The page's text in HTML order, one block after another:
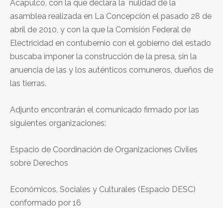
Acapulco, con la que declara la nulidad de la
asamblea realizada en La Concepción el pasado 28 de
abril de 2010, y con la que la Comisión Federal de
Electricidad en contubernio con el gobierno del estado
buscaba imponer la construcción de la presa, sin la
anuencia de las y los auténticos comuneros, dueños de
las tierras.
Adjunto encontrarán el comunicado firmado por las
siguientes organizaciones:
Espacio de Coordinación de Organizaciones Civiles
sobre Derechos
Económicos, Sociales y Culturales (Espacio DESC)
conformado por 16